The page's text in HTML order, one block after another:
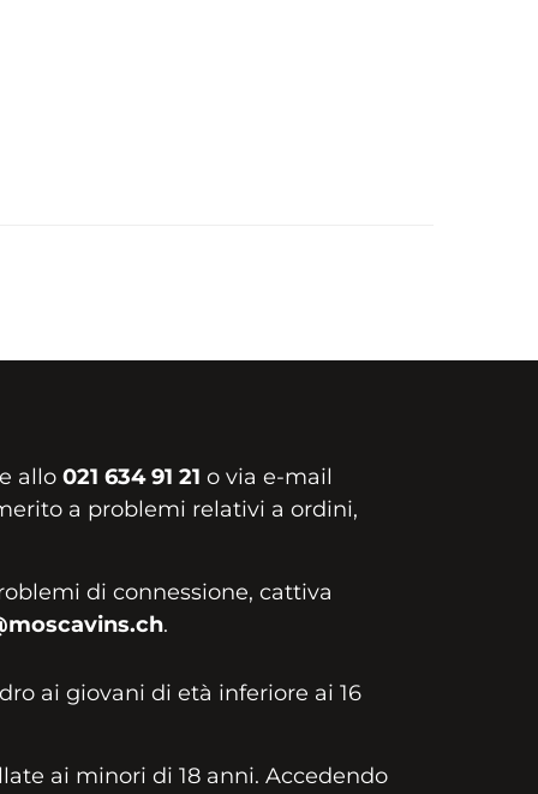
allo 021 634 91 21 o via e-mail
a problemi relativi a ordini,
di connessione, cattiva
.
ai giovani di età inferiore ai 16
ai minori di 18 anni. Accedendo